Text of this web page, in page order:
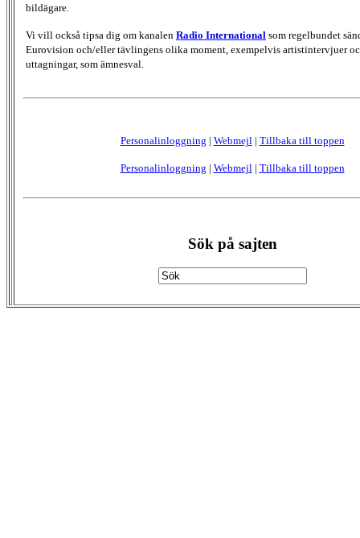
bildägare.
Vi vill också tipsa dig om kanalen Radio International som regelbundet
Eurovision och/eller tävlingens olika moment, exempelvis artistintervjuer
uttagningar, som ämnesval.
Personalinloggning | Webmejl | Tillbaka till toppen
Personalinloggning | Webmejl | Tillbaka till toppen
Sök på sajten